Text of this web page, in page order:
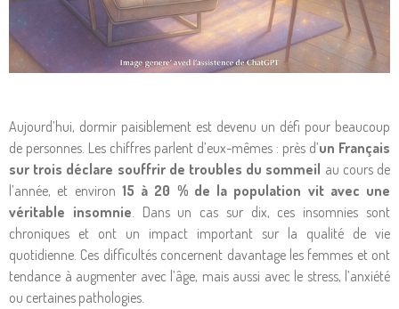
Aujourd’hui, dormir paisiblement est devenu un défi pour beaucoup
de personnes. Les chiffres parlent d’eux-mêmes : près d’un Français
sur trois déclare souffrir de troubles du sommeil au cours de
l’année, et environ 15 à 20 % de la population vit avec une
véritable insomnie. Dans un cas sur dix, ces insomnies sont
chroniques et ont un impact important sur la qualité de vie
quotidienne. Ces difficultés concernent davantage les femmes et ont
tendance à augmenter avec l’âge, mais aussi avec le stress, l’anxiété
ou certaines pathologies.